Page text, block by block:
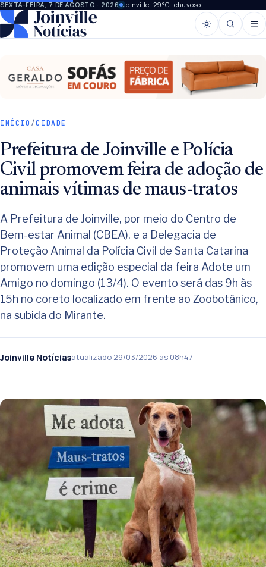
SEXTA-FEIRA, 7 DE AGOSTO · 2026 Joinville · 29°C · chuvoso
INÍCIO /CIDADE
Prefeitura de Joinville e Polícia
Civil promovem feira de adoção de
animais vítimas de maus-tratos
A Prefeitura de Joinville, por meio do Centro de
Bem-estar Animal (CBEA), e a Delegacia de
Proteção Animal da Polícia Civil de Santa Catarina
promovem uma edição especial da feira Adote um
Amigo no domingo (13/4). O evento será das 9h às
15h no coreto localizado em frente ao Zoobotânico,
na subida do Mirante.
Joinville Notíciasatualizado 29/03/2026 às 08h47